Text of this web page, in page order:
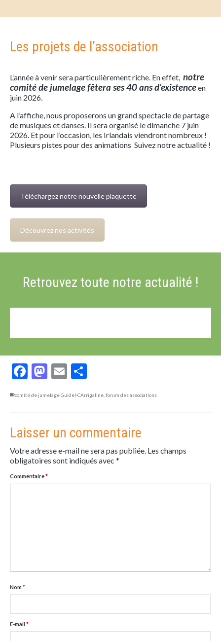
Les projets de l’association
L’année à venir sera particulièrement riche. En effet, notre
comité de jumelage fêtera ses 40 ans d’existenceen
juin 2026.
A l’affiche, nous proposerons un grand spectacle de partage
de musiques et danses. Il sera organisé le dimanche 7 juin
2026. Et pour l’occasion, les Irlandais viendront nombreux !
Plusieurs pistes pour des animations Suivez notre actualité !
Téléchargez notre nouvelle plaquette
Découvrez nos activités
Retrouvez toute notre actualité !
Facebook
Mastodon
Email
comité de jumelage Guidel-CArrigaline forum des associations
Laisser un commentaire
Votre adresse e-mail ne sera pas publiée. Les champs
obligatoires sont indiqués avec *
Commentaire*
Nom*
E-mail *